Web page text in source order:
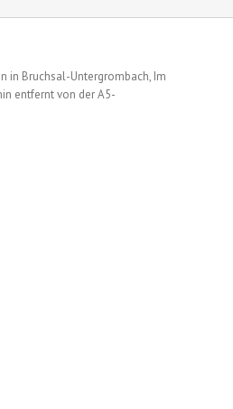
in Bruchsal-Untergrombach, Im
entfernt von der A5-